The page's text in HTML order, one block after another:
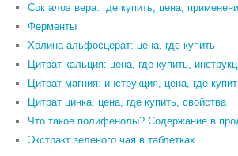
Сок алоэ вера: где купить, цена,
Ферменты
Холина альфосцерат: цена, где купить
Цитрат кальция: цена, где купить,
Цитрат магния: инструкция, цена, где
Цитрат цинка: цена, где купить, свойства
Что такое полифенолы? Содержание в
Экстракт зеленого чая в таблетках